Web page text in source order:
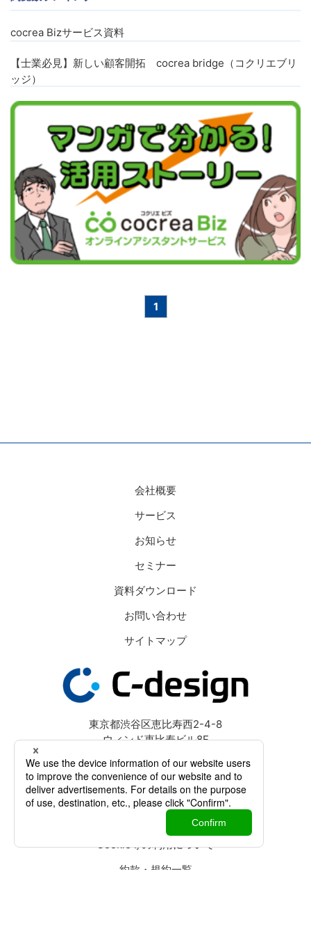
cocrea Bizサービス資料
【士業必見】新しい顧客開拓 cocrea bridge（コクリエブリ
ッジ）
1
会社概要
サービス
お知らせ
セミナー
資料ダウンロード
お問い合わせ
サイトマップ
東京都渋谷区恵比寿西2-4-8
ウィンド恵比寿ビル8F
個人情報保護方針
特定個人情報取扱方針
Cookie等の利用について
約款・規約一覧